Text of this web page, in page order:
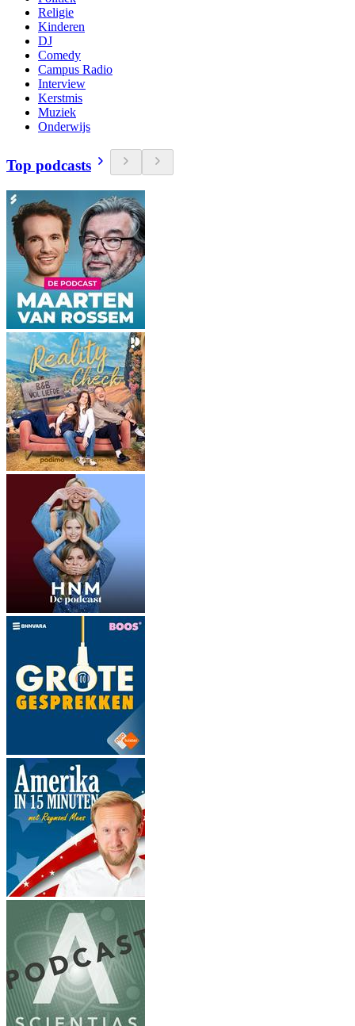
Religie
Kinderen
DJ
Comedy
Campus Radio
Interview
Kerstmis
Muziek
Onderwijs
Top podcasts